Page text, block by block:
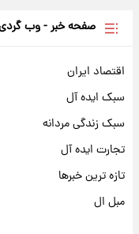
صفحه خبر - وب
اقتصاد ایران
سبک ایده آل
سبک زندگی مردانه
تجارت ایده آل
تازه ترین خبرها
مبل ال